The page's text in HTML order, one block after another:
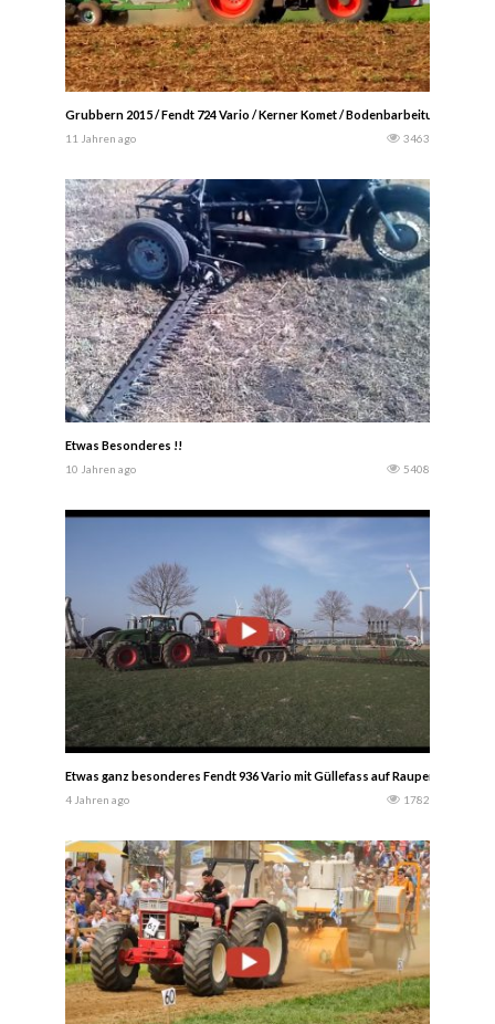
Grubbern 2015 / Fendt 724 Vario / Kerner Komet / Bodenbarbeitung. -
11 Jahren ago 3463
Etwas Besonderes !!
10 Jahren ago 5408
Etwas ganz besonderes Fendt 936 Vario mit Güllefass auf Raupen! – LU
4 Jahren ago 1782